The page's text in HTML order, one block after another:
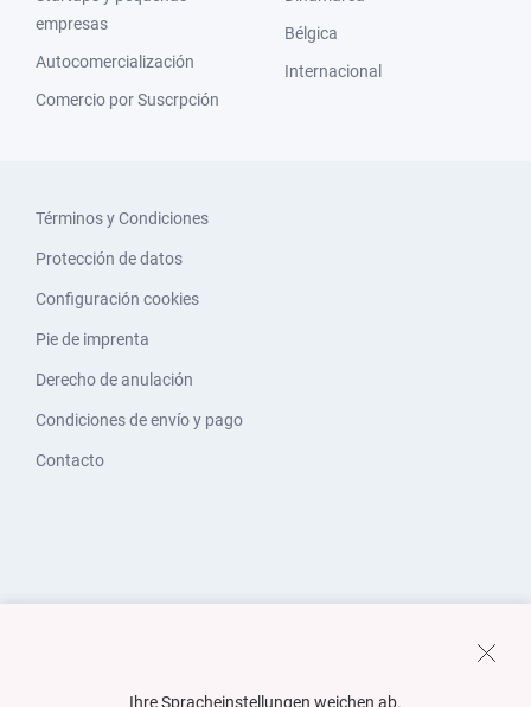
empresas
Autocomercialización
Comercio por Suscrpción
Bélgica
Internacional
Términos y Condiciones
Protección de datos
Configuración cookies
Pie de imprenta
Derecho de anulación
Condiciones de envío y pago
Contacto
Ihre Spracheinstellungen weichen ab.